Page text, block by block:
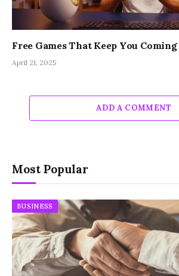
Free Games That Keep You
April 21, 2025
ADD A COMMENT
Most Popular
BUSINESS